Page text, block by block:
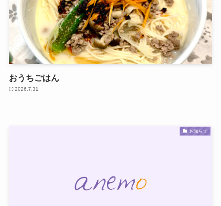
おうちごはん
2026.7.31
お知らせ